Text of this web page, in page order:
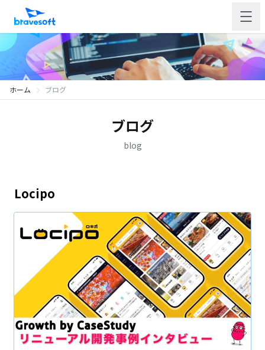
ホーム ブログ
ブログ
blog
Locipo